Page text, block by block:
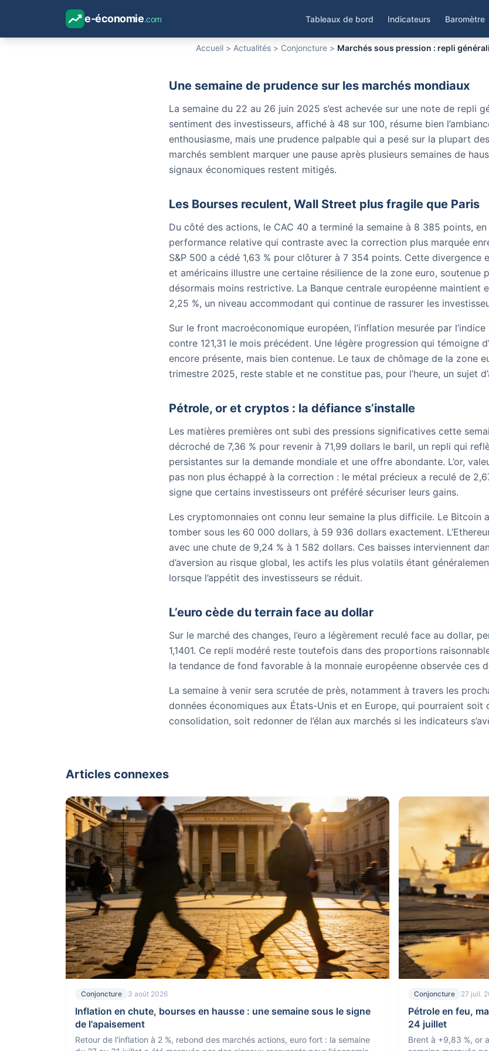
e-économie.com Tableaux de bord Indicateurs Baromètre
Accueil > Actualités > Conjoncture > Marchés sous pression : repli
sur fond d'incertitudes
Une semaine de prudence sur les marchés mondiaux
La semaine du 22 au 26 juin 2025 s’est achevée sur une note de repli
sentiment des investisseurs, affiché à 48 sur 100, résume bien
enthousiasme, mais une prudence palpable qui a pesé sur la plupart
marchés semblent marquer une pause après plusieurs semaines de
signaux économiques restent mitigés.
Les Bourses reculent, Wall Street plus fragile que Paris
Du côté des actions, le CAC 40 a terminé la semaine à 8 385 points, en
performance relative qui contraste avec la correction plus marquée
S&P 500 a cédé 1,63 % pour clôturer à 7 354 points. Cette divergence
et américains illustre une certaine résilience de la zone euro, soutenue
désormais moins restrictive. La Banque centrale européenne maintient
2,25 %, un niveau accommodant qui continue de rassurer les
Sur le front macroéconomique européen, l’inflation mesurée par l’indice
contre 121,31 le mois précédent. Une légère progression qui témoigne
encore présente, mais bien contenue. Le taux de chômage de la zone
trimestre 2025, reste stable et ne constitue pas, pour l’heure, un sujet
Pétrole, or et cryptos : la défiance s’installe
Les matières premières ont subi des pressions significatives cette
décroché de 7,36 % pour revenir à 71,99 dollars le baril, un repli qui
persistantes sur la demande mondiale et une offre abondante. L’or,
pas non plus échappé à la correction : le métal précieux a reculé de
signe que certains investisseurs ont préféré sécuriser leurs gains.
Les cryptomonnaies ont connu leur semaine la plus difficile. Le Bitcoin
tomber sous les 60 000 dollars, à 59 936 dollars exactement.
avec une chute de 9,24 % à 1 582 dollars. Ces baisses interviennent
d’aversion au risque global, les actifs les plus volatils étant
lorsque l’appétit des investisseurs se réduit.
L’euro cède du terrain face au dollar
Sur le marché des changes, l’euro a légèrement reculé face au dollar,
1,1401. Ce repli modéré reste toutefois dans des proportions
la tendance de fond favorable à la monnaie européenne observée ces
La semaine à venir sera scrutée de près, notamment à travers les
données économiques aux États-Unis et en Europe, qui pourraient
consolidation, soit redonner de l’élan aux marchés si les indicateurs
Articles connexes
Conjoncture 3 août 2026
Inflation en chute, bourses en hausse : une semaine sous le signe
de l'apaisement
Retour de l'inflation à 2 %, rebond des marchés actions, euro fort : la semaine
Conjoncture 27 juil.
Pétrole en feu,
24 juillet
Brent à +9,83 %, or